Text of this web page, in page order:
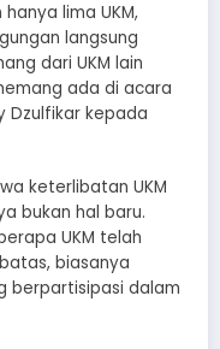
lima UKM,
langsung
dari UKM lain
ada di acara
Dzulfikar kepada
keterlibatan UKM
bukan hal baru.
UKM telah
biasanya
berpartisipasi dalam